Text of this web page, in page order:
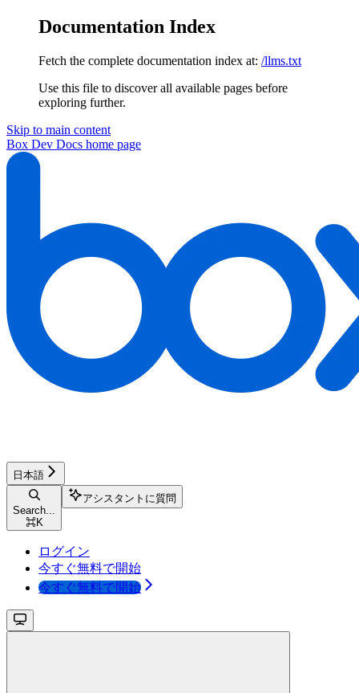
Documentation Index
Fetch the complete documentation index at: /llms.txt
Use this file to discover all available pages before
exploring further.
Skip to main content
Box Dev Docs home page
日本語
Search...
⌘K
アシスタントに質問
ログイン
今すぐ無料で開始
今すぐ無料で開始